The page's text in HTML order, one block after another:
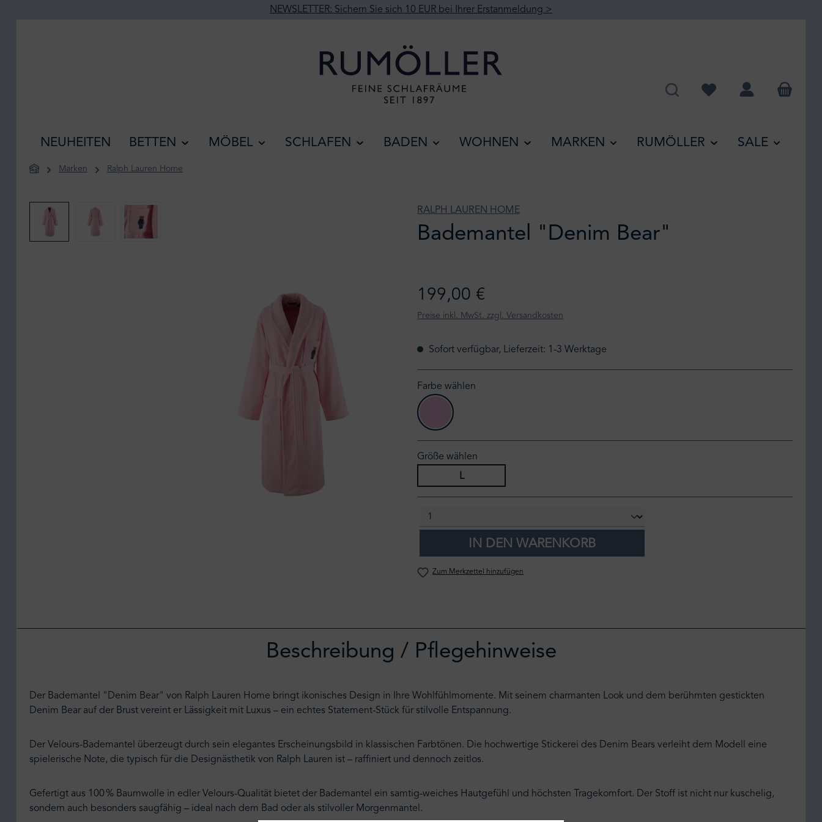
NEWSLETTER: Sichern Sie sich 10 EUR bei Ihrer Erstanmeldung >
Du hast 0 Produkte auf
NEUHEITEN BETTEN MÖBEL SCHLAFEN BADEN WOHNEN MARKEN RUMÖLLER SALE
Marken Ralph Lauren Home
RALPH LAUREN HOME
Bademantel "Denim Bear"
199,00 €
Preise inkl. MwSt. zzgl. Versandkosten
Sofort verfügbar, Lieferzeit: 1-3 Werktage
Farbe wählen
carmel pink
Größe wählen
L
IN DEN WARENKORB
Zum Merkzettel hinzufügen
Beschreibung / Pflegehinweise
Der Bademantel "Denim Bear" von Ralph Lauren Home bringt ikonisches Design in Ihre Wohlfühlmomente. Mit seinem charmanten Look und dem berühmten gestickten
Denim Bear auf der Brust vereint er Lässigkeit mit Luxus – ein echtes Statement-Stück für stilvolle Entspannung.
Der Velours-Bademantel überzeugt durch sein elegantes Erscheinungsbild in klassischen Farbtönen. Die hochwertige Stickerei des Denim Bears verleiht dem Modell eine
spielerische Note, die typisch für die Designästhetik von Ralph Lauren ist – raffiniert und dennoch zeitlos.
Gefertigt aus 100 % Baumwolle in edler Velours-Qualität bietet der Bademantel ein samtig-weiches Hautgefühl und höchsten Tragekomfort. Der Stoff ist nicht nur kuschelig,
sondern auch besonders saugfähig – ideal nach dem Bad oder als stilvoller Morgenmantel.